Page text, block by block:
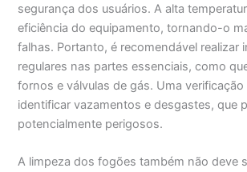
segurança dos usuários. A alta
eficiência do equipamento, tornando-o
falhas. Portanto, é recomendável realizar
regulares nas partes essenciais, como
fornos e válvulas de gás. Uma verificação
identificar vazamentos e desgastes, que
potencialmente perigosos.
A limpeza dos fogões também não deve